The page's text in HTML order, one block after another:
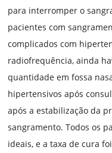
para interromper o
pacientes com
complicados com
radiofrequência, ainda
quantidade em fossa
hipertensivos após
após a estabilização da
sangramento. Todos os
ideais, e a taxa de cura